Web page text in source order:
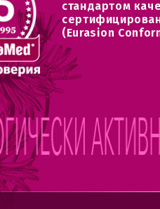
стандартом
(Eurasion